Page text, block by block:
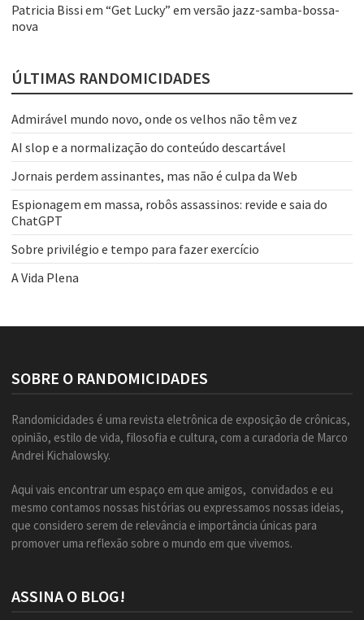
Patricia Bissi em “Get Lucky” em versão jazz-samba-bossa-
nova
ÚLTIMAS RANDOMICIDADES
Admirável mundo novo, onde os velhos não têm vez
AI slop e a normalização do conteúdo descartável
Jornais perdem assinantes, mas não é culpa da Web
Espionagem em massa, robôs assassinos: revide e saia do
ChatGPT
Sobre privilégio e tempo para fazer exercício
A Vida Plena
SOBRE O RANDOMICIDADES
Randomicidades é uma revista eletrônica de exposição de crônicas,
opinião, estilo de vida, filosofia e cultura, com a curadoria de Marco
Andrei Kichalowsky.
Aqui vais encontrar um espaço em que amigos, convidados e eu
mesmo contamos nossas histórias ou expressamos nossas ideias,
que considero serem de relevância e importância únicas para
promover uma reflexão sobre o mundo em que vivemos.
ASSINA O BLOG!